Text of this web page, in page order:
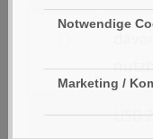
Notwendige
Marketing /
Serielle
nach
davon
als
USB